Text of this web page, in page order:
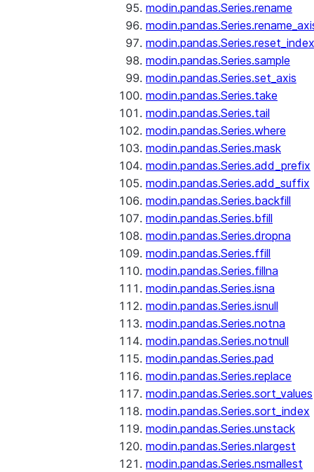
modin.pandas.Series.rename
modin.pandas.Series.reset_index
modin.pandas.Series.sample
modin.pandas.Series.set_axis
modin.pandas.Series.take
modin.pandas.Series.tail
modin.pandas.Series.where
modin.pandas.Series.mask
modin.pandas.Series.add_prefix
modin.pandas.Series.add_suffix
modin.pandas.Series.backfill
modin.pandas.Series.bfill
modin.pandas.Series.dropna
modin.pandas.Series.ffill
modin.pandas.Series.fillna
modin.pandas.Series.isna
modin.pandas.Series.isnull
modin.pandas.Series.notna
modin.pandas.Series.notnull
modin.pandas.Series.pad
modin.pandas.Series.replace
modin.pandas.Series.sort_values
modin.pandas.Series.sort_index
modin.pandas.Series.unstack
modin.pandas.Series.nlargest
modin.pandas.Series.nsmallest